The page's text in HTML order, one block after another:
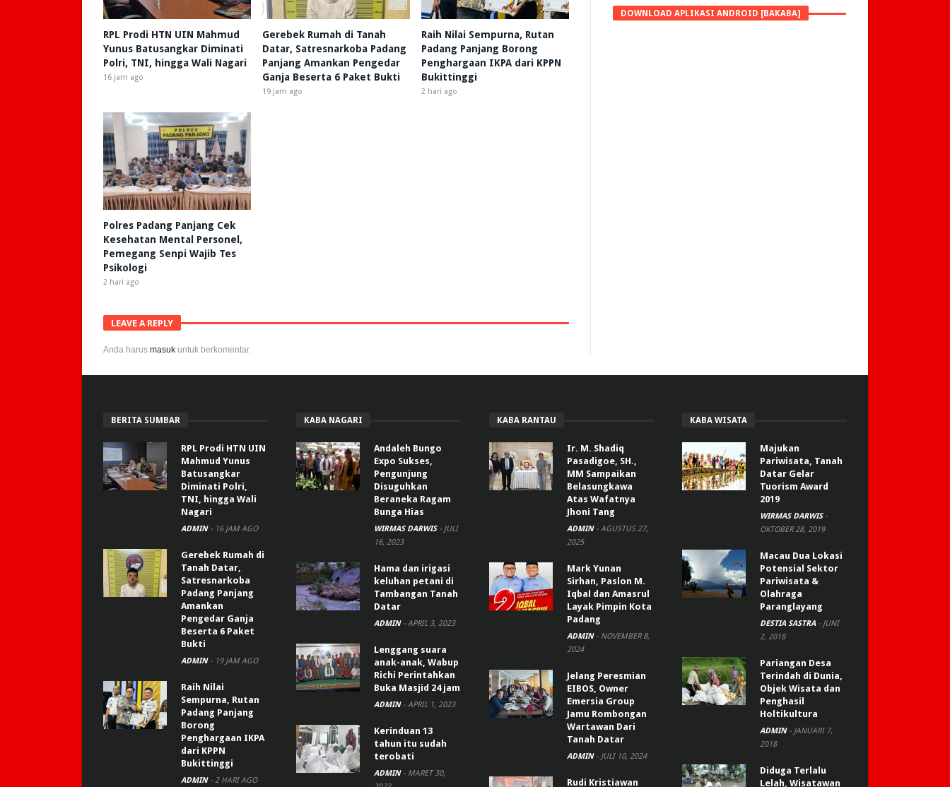
RPL Prodi HTN UIN Mahmud
Yunus Batusangkar Diminati
Polri, TNI, hingga Wali Nagari
16 jam ago
Gerebek Rumah di Tanah
Datar, Satresnarkoba Padang
Panjang Amankan Pengedar
Ganja Beserta 6 Paket Bukti
19 jam ago
Raih Nilai Sempurna, Rutan
Padang Panjang Borong
Penghargaan IKPA dari KPPN
Bukittinggi
2 hari ago
Polres Padang Panjang Cek
Kesehatan Mental Personel,
Pemegang Senpi Wajib Tes
Psikologi
2 hari ago
LEAVE A REPLY
Anda harus masuk untuk berkomentar.
DOWNLOAD APLIKASI ANDROID [BAKABA]
BERITA SUMBAR
RPL Prodi HTN UIN
Mahmud Yunus
Batusangkar
Diminati Polri,
TNI, hingga Wali
Nagari
ADMIN - 16 JAM AGO
Gerebek Rumah di
Tanah Datar,
Satresnarkoba
Padang Panjang
Amankan
Pengedar Ganja
Beserta 6 Paket
Bukti
ADMIN - 19 JAM AGO
Raih Nilai
Sempurna, Rutan
Padang Panjang
Borong
Penghargaan IKPA
dari KPPN
Bukittinggi
ADMIN - 2 HARI AGO
KABA NAGARI
Andaleh Bungo
Expo Sukses,
Pengunjung
Disuguhkan
Beraneka Ragam
Bunga Hias
WIRMAS DARWIS - JULI
16, 2023
Hama dan irigasi
keluhan petani di
Tambangan Tanah
Datar
ADMIN - APRIL 3, 2023
Lenggang suara
anak-anak, Wabup
Richi Perintahkan
Buka Masjid 24 jam
ADMIN - APRIL 1, 2023
Kerinduan 13
tahun itu sudah
terobati
ADMIN - MARET 30,
KABA RANTAU
Ir. M. Shadiq
Pasadigoe, SH.,
MM Sampaikan
Belasungkawa
Atas Wafatnya
Jhoni Tang
ADMIN - AGUSTUS 27,
2025
Mark Yunan
Sirhan, Paslon M.
Iqbal dan Amasrul
Layak Pimpin Kota
Padang
ADMIN - NOVEMBER 8,
2024
Jelang Peresmian
EIBOS, Owner
Emersia Group
Jamu Rombongan
Wartawan Dari
Tanah Datar
ADMIN - JULI 10, 2024
Rudi Kristiawan
KABA WISATA
Majukan
Pariwisata, Tanah
Datar Gelar
Tuorism Award
2019
WIRMAS DARWIS -
OKTOBER 28, 2019
Macau Dua Lokasi
Potensial Sektor
Pariwisata &
Olahraga
Paranglayang
DESTIA SASTRA - JUNI
2, 2018
Pariangan Desa
Terindah di Dunia,
Objek Wisata dan
Penghasil
Holtikultura
ADMIN - JANUARI 7,
2018
Diduga Terlalu
Lelah, Wisatawan